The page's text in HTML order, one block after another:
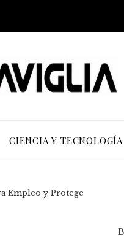
CIENCIA Y TECNOLOGÍA
Empleo y Protege